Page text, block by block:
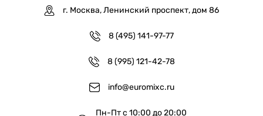
г. Москва, Ленинский проспект, дом 86
8 (495) 141-97-77
8 (995) 121-42-78
info@euromixc.ru
Пн-Пт с 10:00 до 20:00